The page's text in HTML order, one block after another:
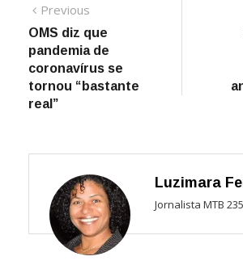
Navegação
de
Post
Previous
post:
OMS diz que
pandemia de
coronavírus se
tornou “bastante
real”
Luzimara
Jornalista MTB